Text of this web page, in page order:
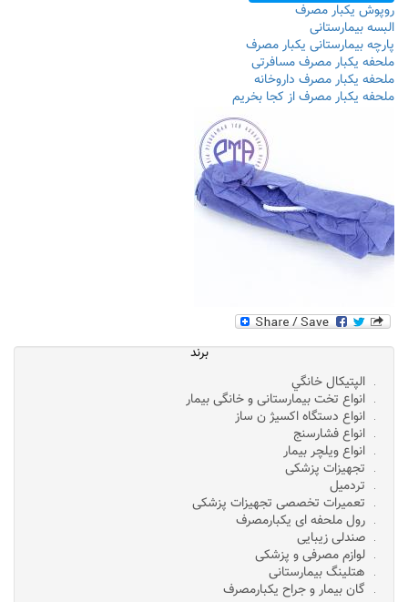
روپوش یکبار مصرف
البسه بیمارستانی
پارچه بیمارستانی یکبار مصرف
ملحفه یکبار مصرف مسافرتی
ملحفه یکبار مصرف داروخانه
ملحفه یکبار مصرف از کجا بخریم
برند
الپتيکال خانگي
انواع تخت بیمارستانی و خانگی بیمار
انواع دستگاه اکسیژ ن ساز
انواع فشارسنج
انواع ویلچر بیمار
تجهیزات پزشکی
تردمیل
تعمیرات تخصصی تجهیزات پزشکی
رول ملحفه ای یکبارمصرف
صندلی زیبایی
لوازم مصرفی و پزشکی
هتلینگ بیمارستانی
گان بیمار و جراح یکبارمصرف